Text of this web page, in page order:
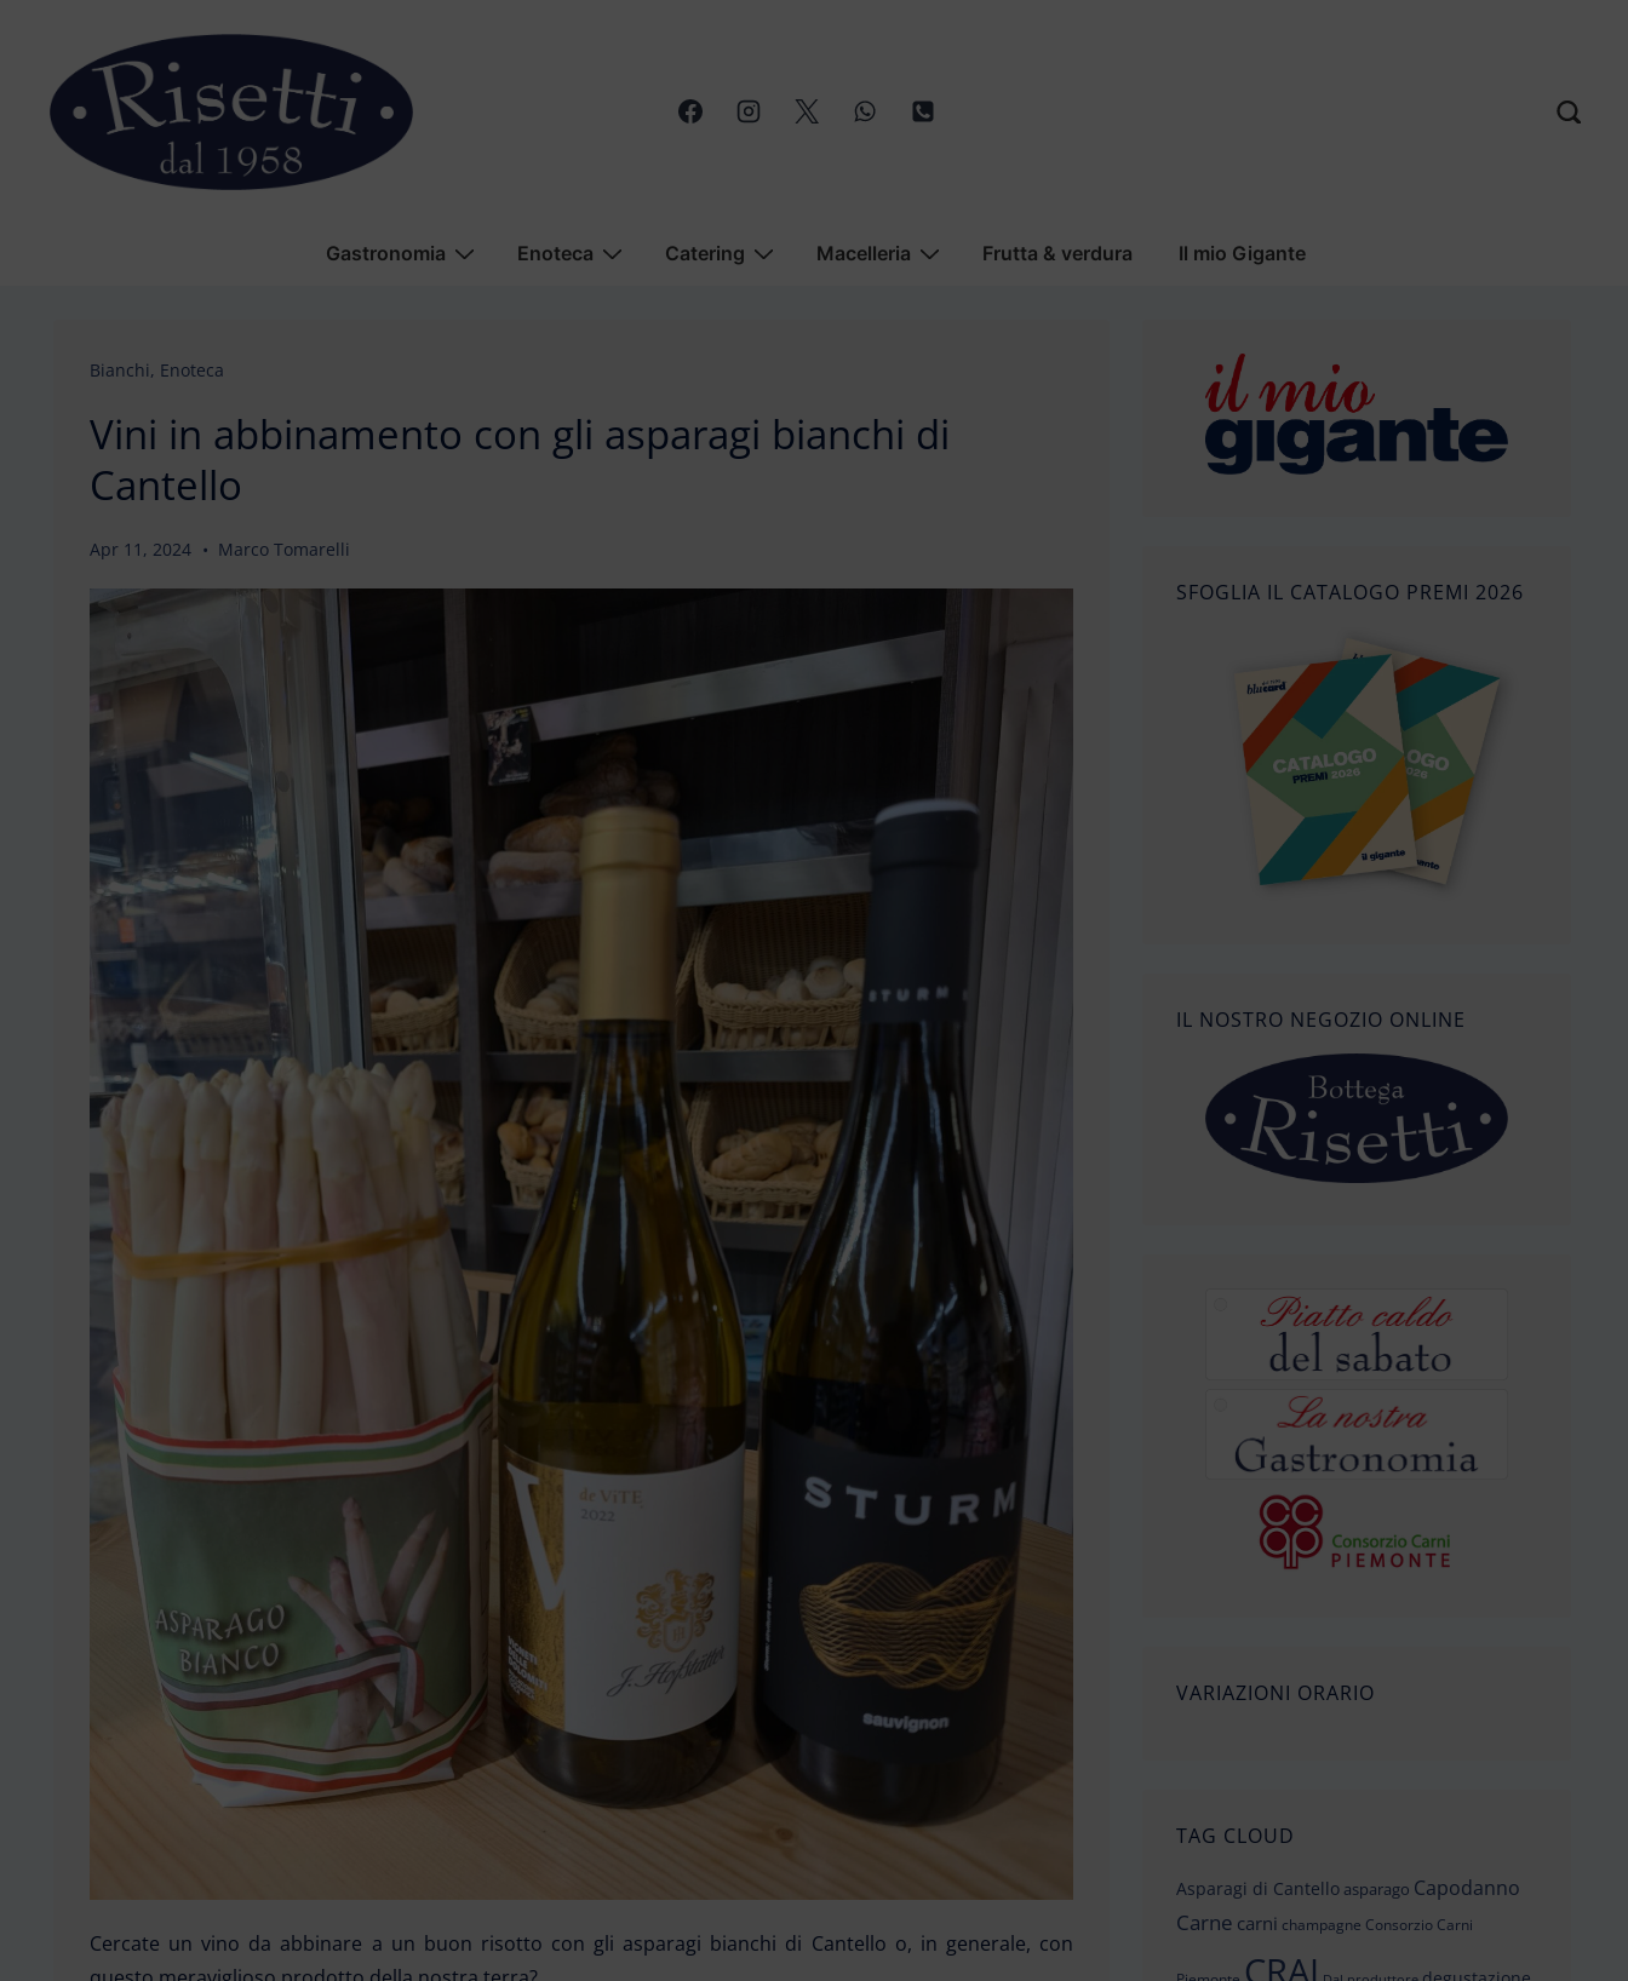
contenuto
principale
MenuGastronomia Enoteca Catering Macelleria Frutta & verdura Il mio Gigante
Bianchi, Enoteca
Vini in abbinamento con gli asparagi bianchi di
Cantello
Apr 11, 2024 Marco Tomarelli
Cercate un vino da abbinare a un buon risotto con gli asparagi bianchi di Cantello o, in generale, con
SFOGLIA IL CATALOGO PREMI 2026
IL NOSTRO NEGOZIO ONLINE
VARIAZIONI ORARIO
TAG CLOUD
Asparagi di Cantello asparago Capodanno
Carne carni champagne Consorzio Carni
CRAI